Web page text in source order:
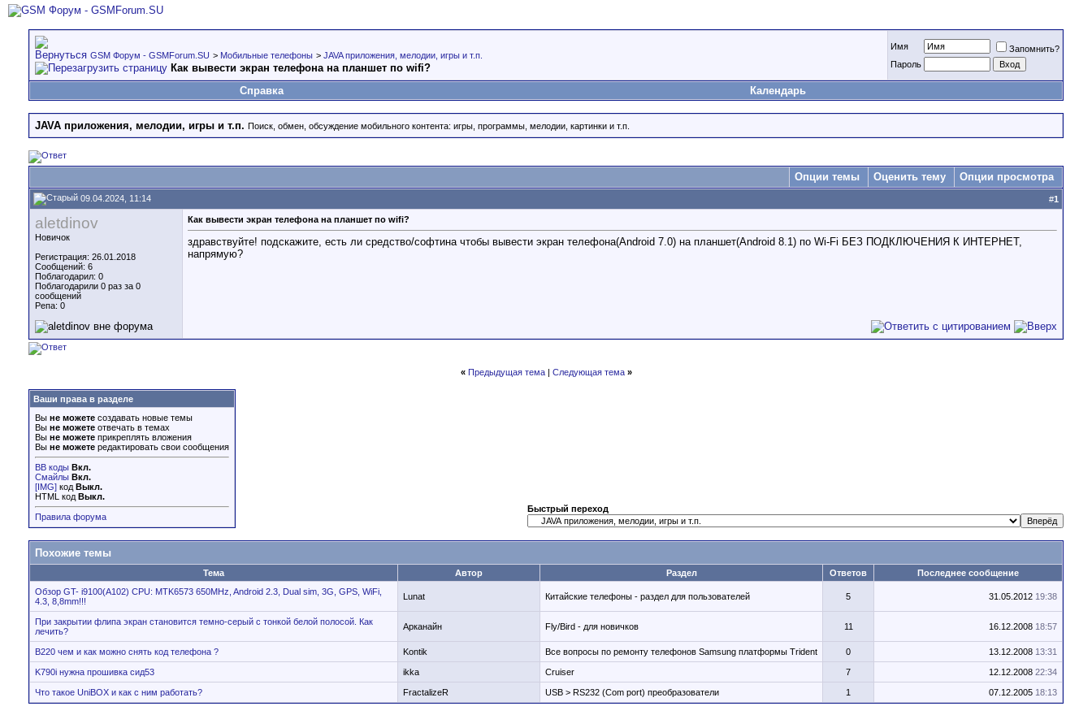
GSM Форум - GSMForum.SU > Мобильные телефоны > JAVA приложения, мелодии, игры и т.п.
Как вывести экран телефона на планшет по wifi?
Имя
Запомнить?
Пароль
Справка Календарь
JAVA приложения, мелодии, игры и т.п. Поиск, обмен, обсуждение мобильного контента: игры, программы, мелодии, картинки и т.п.
Опции темы Оценить тему Опции просмотра
09.04.2024, 11:14 #1
aletdinov
Новичок
Регистрация: 26.01.2018
Сообщений: 6
Поблагодарил: 0
Поблагодарили 0 раз за 0
сообщений
Репа: 0
Как вывести экран телефона на планшет по wifi?
здравствуйте! подскажите, есть ли средство/софтина чтобы вывести экран телефона(Android 7.0) на планшет(Android 8.1) по Wi-Fi БЕЗ ПОДКЛЮЧЕНИЯ К ИНТЕРНЕТ,
напрямую?
« Предыдущая тема| Следующая тема »
Ваши права в разделе
Вы не можете создавать новые темы
Вы не можете отвечать в темах
Вы не можете прикреплять вложения
Вы не можете редактировать свои сообщения
BB коды Вкл.
Смайлы Вкл.
[IMG] код Выкл.
HTML код Выкл.
Правила форума
Быстрый переход
Похожие темы
Тема Автор Раздел Ответов
Последнее сообщение
Обзор GT- i9100(А102) СPU: MTK6573 650MHz, Android 2.3, Dual sim, 3G, GPS, WiFi,
4.3, 8,8mm!!!
Lunat Китайские телефоны - раздел для пользователей 5 31.05.2012 19:38
При закрытии флипа экран становится темно-серый с тонкой белой полосой. Как
лечить?
Арканайн Fly/Bird - для новичков 11 16.12.2008 18:57
B220 чем и как можно снять код телефона ? Kontik Все вопросы по ремонту телефонов Samsung платформы Trident 0 13.12.2008 13:31
K790i нужна прошивка сид53 ikka Cruiser 7 12.12.2008 22:34
Что такое UniBOX и как с ним работать? FractalizeR USB > RS232 (Com port) преобразователи 1 07.12.2005 18:13